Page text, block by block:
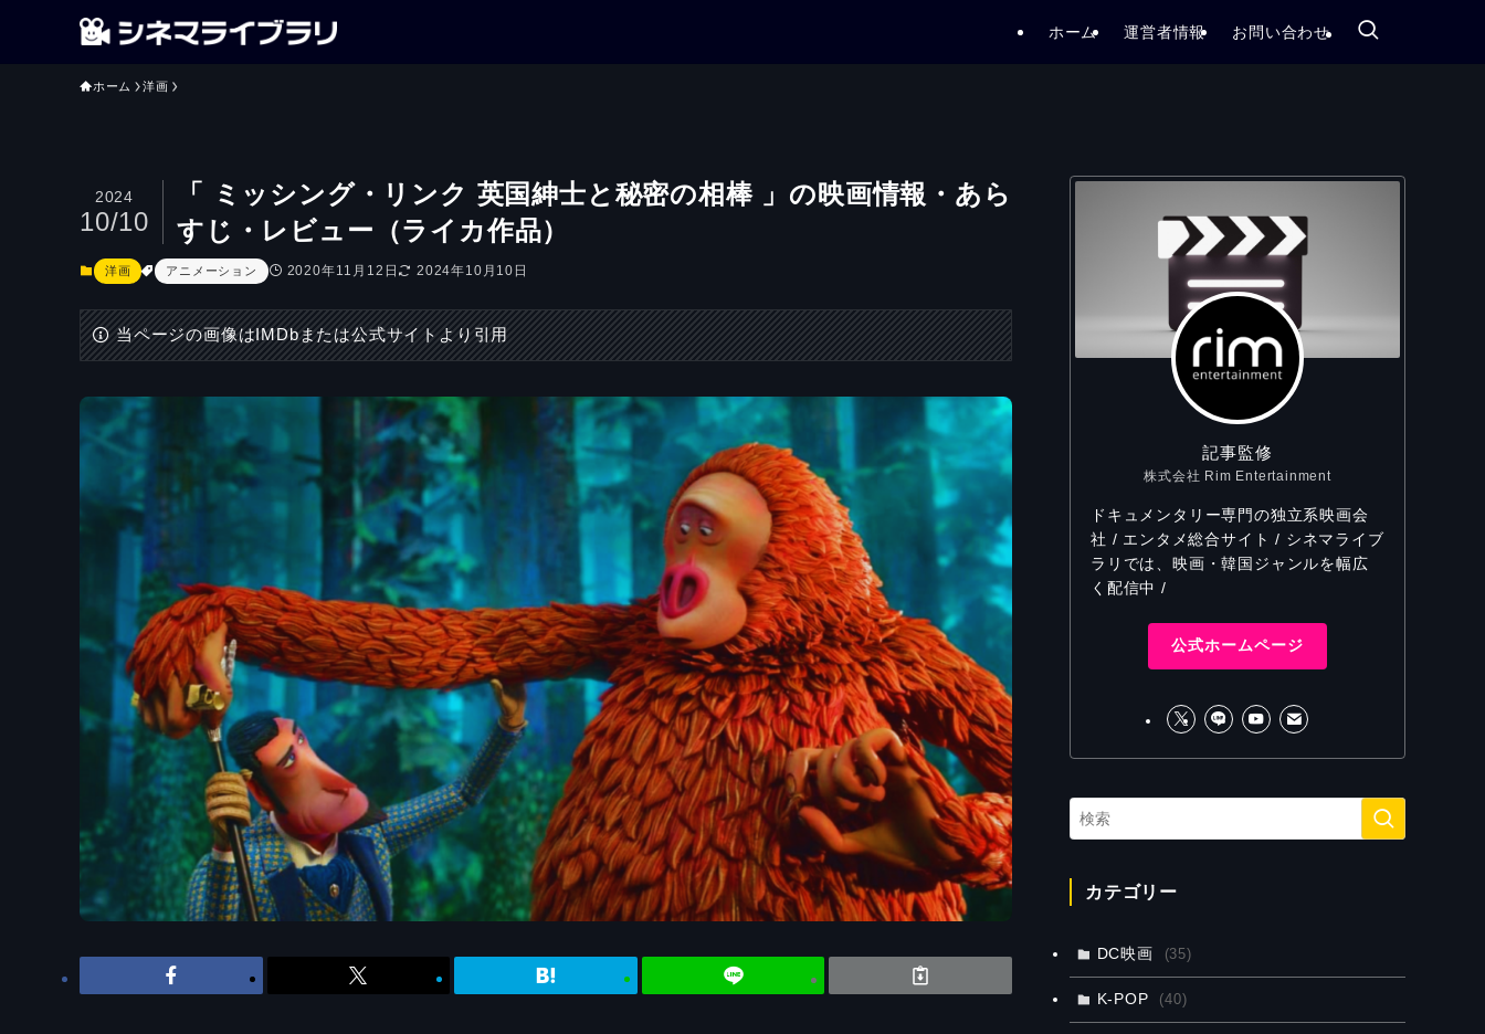
ホーム 運営者情報 お問い合わせ
ホーム 洋画
「 ミッシング・リンク 英国紳士と秘密の相棒 」の映画情報・あら
すじ・レビュー（ライカ作品）
2024
10/10
洋画 アニメーション 2020年11月12日 2024年10月10日
当ページの画像はIMDbまたは公式サイトより引用
記事監修
株式会社 Rim Entertainment
ドキュメンタリー専門の独立系映画会
社 / エンタメ総合サイト / シネマライブ
ラリでは、映画・韓国ジャンルを幅広
く配信中 /
公式ホームページ
カテゴリー
DC映画 (35)
K-POP (40)